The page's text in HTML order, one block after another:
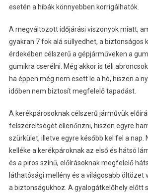
esetén a hibák könnyebben korrigálhatók.
A megváltozott időjárási viszonyok miatt,
gyakran 7 fok alá süllyedhet, a biztonságos
érdekében célszerű a gépjárműveken a
gumikra cserélni. Még akkor is téli
ha éppen még nem esett le a hó, hiszen a
időben nem biztosít megfelelő tapadást.
A kerékpárosoknak célszerű járművük
felszereltségét ellenőrizni, hiszen egyre
szürkület, illetve egyre később kel fel a nap.
kelléke a kerékpároknak az első és hátsó
és a piros színű, előírásoknak megfelelő
láthatósági mellény és a világosabb öltözet
a biztonságukhoz. A gyalogátkelőhely előtt